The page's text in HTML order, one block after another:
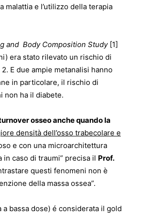
malattia e l’utilizzo della terapia
and Body Composition Study[1]
era stato rilevato un rischio di
E due ampie metanalisi hanno
in particolare, il rischio di
non ha il diabete.
osseo anche quando la
densità dell’osso trabecolare e
e con una microarchitettura
caso di traumi” precisa il Prof.
questi fenomeni non è
della massa ossea”.
bassa dose) é considerata il gold